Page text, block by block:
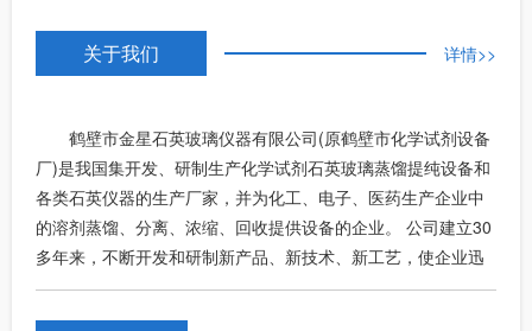
关于我们 详情>>
鹤壁市金星石英玻璃仪器有限公司(原鹤壁市化学试剂设备
厂)是我国集开发、研制生产化学试剂石英玻璃蒸馏提纯设备和
各类石英仪器的生产厂家，并为化工、电子、医药生产企业中
的溶剂蒸馏、分离、浓缩、回收提供设备的企业。 公司建立30
多年来，不断开发和研制新产品、新技术、新工艺，使企业迅
速发展壮大，成为我国以石英玻璃为材质生产精细化工设备的
主要生产厂家。产品已发展到一百多种型号、规格，其技术处